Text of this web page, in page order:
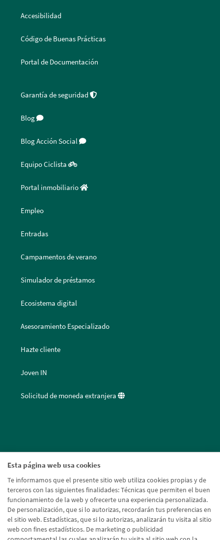
Esta página web usa cookies
Te informamos que el presente sitio web utiliza cookies propias y de
terceros con las siguientes finalidades: Técnicas que permiten el buen
funcionamiento de la web y ofrecerte una experiencia personalizada.
De personalización, que si lo autorizas, recordarán tus preferencias en
el sitio web. Estadísticas, que si lo autorizas, analizarán tu visita al sitio
web con fines estadísticos. De marketing o publicidad
Accesibilidad
Código de Buenas Prácticas
Portal de Documentación
Garantía de seguridad
Blog
Blog Acción Social
Equipo Ciclista
Portal inmobiliario
Empleo
Entradas
Campamentos de verano
Simulador de préstamos
Ecosistema digital
Asesoramiento Especializado
Hazte cliente
Joven IN
Solicitud de moneda extranjera